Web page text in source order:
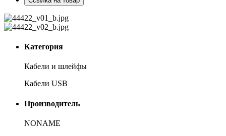
Категория
Кабели и шлейфы
Кабели USB
Производитель
NONAME